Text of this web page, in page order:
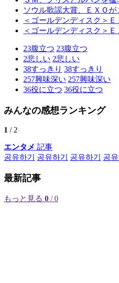
ソウル歌謡大賞、ＥＸＯ
＜ゴールデンディスク＞
＜ゴールデンディスク＞
23腹立つ 23腹立つ
2悲しい 2悲しい
38すっきり 38すっきり
257興味深い 257興味深い
36役に立つ 36役に立つ
みんなの感想ランキング
1 / 2
エンタメ 記事
공유하기
공유하기 공유하기 공유
最新記事
もっと見る 0 / 0